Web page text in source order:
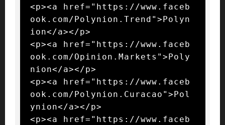
<p><a href="https://www.faceb
ook.com/Polynion.Trend">Polyn
ion</a></p>
<p><a href="https://www.faceb
ook.com/Opinion.Markets">Poly
nion</a></p>
<p><a href="https://www.faceb
ook.com/Polynion.Curacao">Pol
ynion</a></p>
<p><a href="https://www.faceb